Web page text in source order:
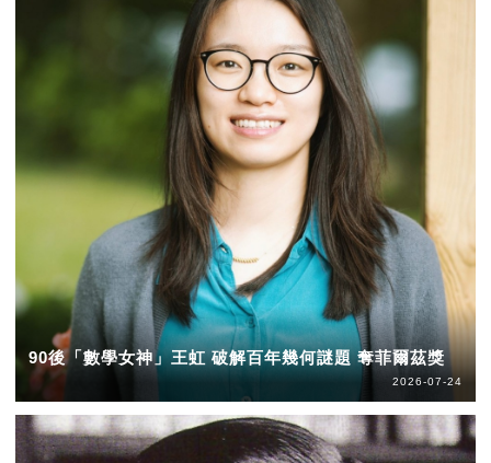
90後「數學女神」王虹 破解百年幾何謎題 奪菲爾茲獎
2026-07-24